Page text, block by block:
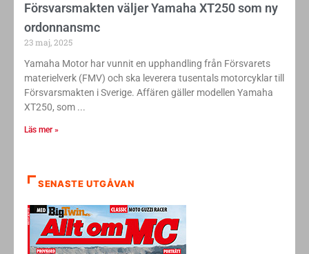
Försvarsmakten väljer Yamaha XT250 som ny
ordonnansmc
23 maj, 2025
Yamaha Motor har vunnit en upphandling från Försvarets
materielverk (FMV) och ska leverera tusentals motorcyklar till
Försvarsmakten i Sverige. Affären gäller modellen Yamaha
XT250, som
Läs mer »
SENASTE UTGÅVAN